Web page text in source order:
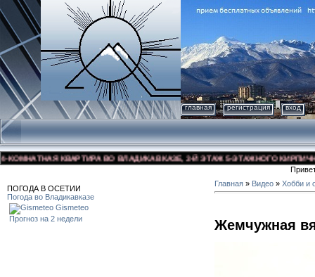
главная регистрация вход
КВАРТИРА ВО ВЛАДИКАВКАЗЕ, 3-Й ЭТАЖ 5-ЭТАЖНОГО
ПОГОДА В ОСЕТИИ
Погода во Владикавказе
Gismeteo
Прогноз на 2 недели
Главная » Видео » Хобби и
Жемчужная